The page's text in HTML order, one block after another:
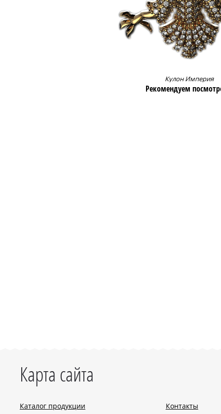
Кулон Империя
Рекомендуем
Карта сайта
Каталог продукции Контакты